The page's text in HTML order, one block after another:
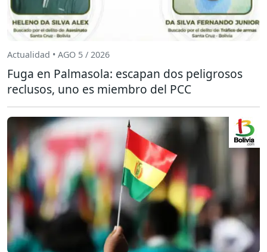
Actualidad • AGO 5 / 2026
Fuga en Palmasola: escapan dos peligrosos
reclusos, uno es miembro del PCC